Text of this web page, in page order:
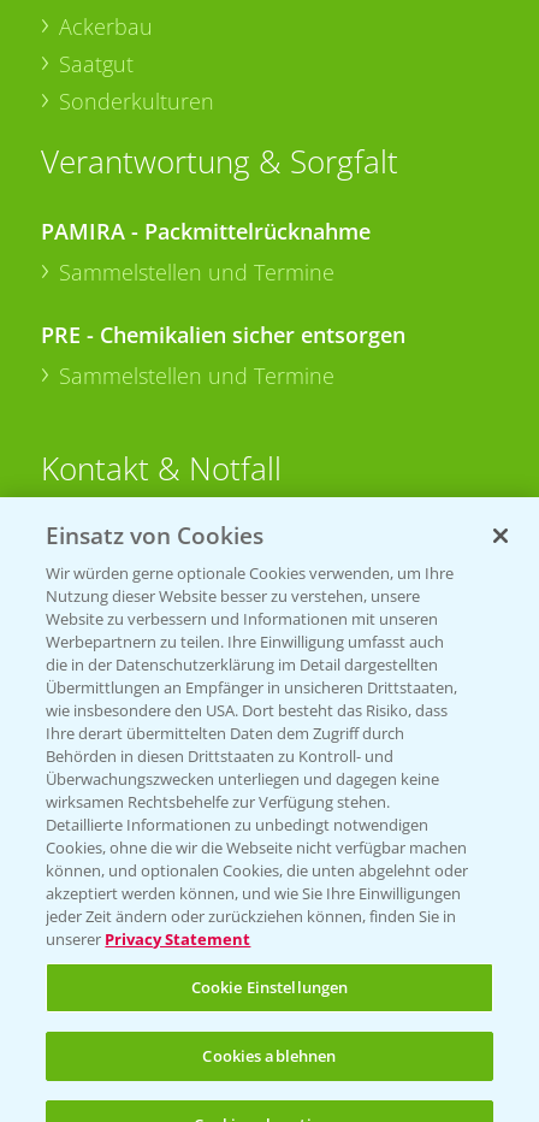
Ackerbau
Saatgut
Sonderkulturen
Verantwortung & Sorgfalt
PAMIRA - Packmittelrücknahme
Sammelstellen und Termine
PRE - Chemikalien sicher entsorgen
Sammelstellen und Termine
Kontakt & Notfall
Beratung auf WhatsApp
T.+49 (0)174 346 564 1
KONTAKT
Hilfe in Notfällen
T.+49 (0)214/30-20220
Folgen Sie uns
Einsatz von Cookies
Wir würden gerne optionale Cookies verwenden, um Ihre
Nutzung dieser Website besser zu verstehen, unsere
Website zu verbessern und Informationen mit unseren
Werbepartnern zu teilen. Ihre Einwilligung umfasst auch
die in der Datenschutzerklärung im Detail dargestellten
Übermittlungen an Empfänger in unsicheren Drittstaaten,
wie insbesondere den USA. Dort besteht das Risiko, dass
Ihre derart übermittelten Daten dem Zugriff durch
Behörden in diesen Drittstaaten zu Kontroll- und
Überwachungszwecken unterliegen und dagegen keine
wirksamen Rechtsbehelfe zur Verfügung stehen.
Detaillierte Informationen zu unbedingt notwendigen
Cookies, ohne die wir die Webseite nicht verfügbar machen
können, und optionalen Cookies, die unten abgelehnt oder
akzeptiert werden können, und wie Sie Ihre Einwilligungen
jeder Zeit ändern oder zurückziehen können, finden Sie in
unserer Privacy Statement
Cookie Einstellungen
Cookies ablehnen